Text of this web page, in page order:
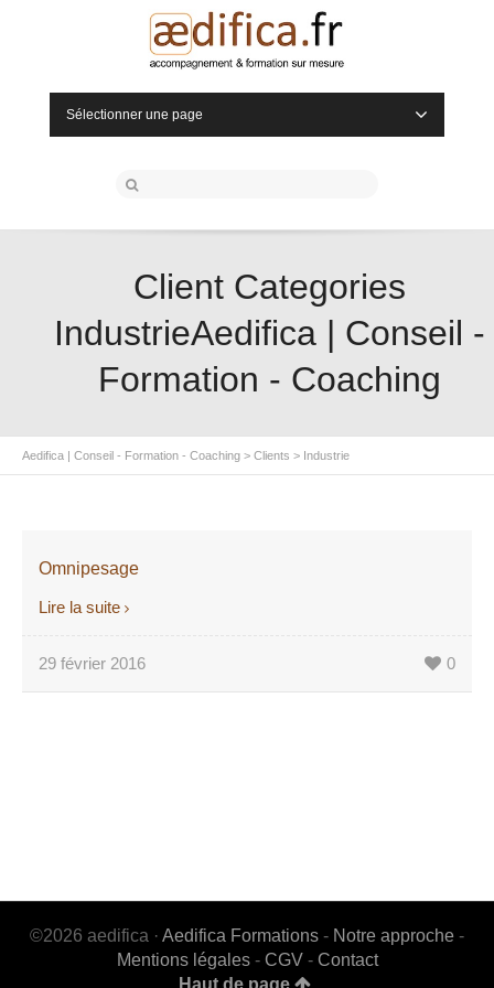
Sélectionner une page
Client Categories
IndustrieAedifica | Conseil -
Formation - Coaching
Aedifica | Conseil - Formation - Coaching > Clients > Industrie
Omnipesage
Lire la suite
29 février 2016 0
©2026 aedifica · Aedifica Formations - Notre approche -
Mentions légales- CGV- Contact
Haut de page